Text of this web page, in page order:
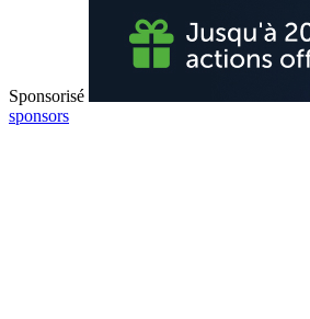
Sponsorisé
sponsors